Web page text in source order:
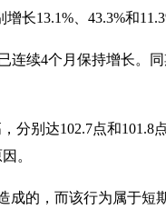
长13.1%、43.3%和
连续4个月保持增长。
别达102.7点和101.8
。
的，而该行为属于短